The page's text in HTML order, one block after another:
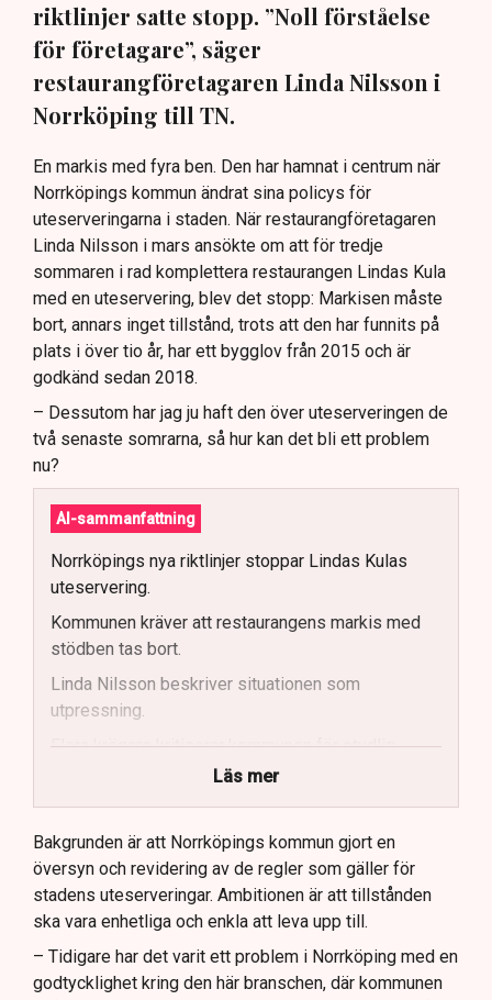
riktlinjer satte stopp. ”Noll förståelse
för företagare”, säger
restaurangföretagaren Linda Nilsson i
Norrköping till TN.
En markis med fyra ben. Den har hamnat i centrum när
Norrköpings kommun ändrat sina policys för
uteserveringarna i staden. När restaurangföretagaren
Linda Nilsson i mars ansökte om att för tredje
sommaren i rad komplettera restaurangen Lindas Kula
med en uteservering, blev det stopp: Markisen måste
bort, annars inget tillstånd, trots att den har funnits på
plats i över tio år, har ett bygglov från 2015 och är
godkänd sedan 2018.
– Dessutom har jag ju haft den över uteserveringen de
två senaste somrarna, så hur kan det bli ett problem
nu?
AI-sammanfattning
Norrköpings nya riktlinjer stoppar Lindas Kulas
uteservering.
Kommunen kräver att restaurangens markis med
stödben tas bort.
Linda Nilsson beskriver situationen som
utpressning.
Flera krögare kritiserar kommunen för otydlig
Kommunen vill skapa enhetliga regler för
uteserveringar.
Lindas Kula ställer in uteserveringen för
sommaren.
Läs mer
Bakgrunden är att Norrköpings kommun gjort en
översyn och revidering av de regler som gäller för
stadens uteserveringar. Ambitionen är att tillstånden
ska vara enhetliga och enkla att leva upp till.
– Tidigare har det varit ett problem i Norrköping med en
godtycklighet kring den här branschen, där kommunen